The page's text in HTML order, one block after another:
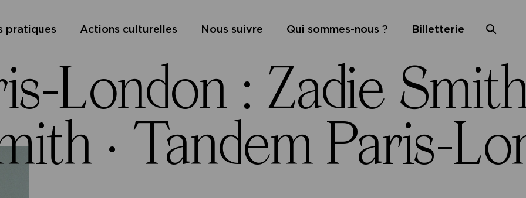
pratiques Actions culturelles Nous suivre Qui sommes-nous ? Billetterie
London : Zadie
· Tandem Paris-